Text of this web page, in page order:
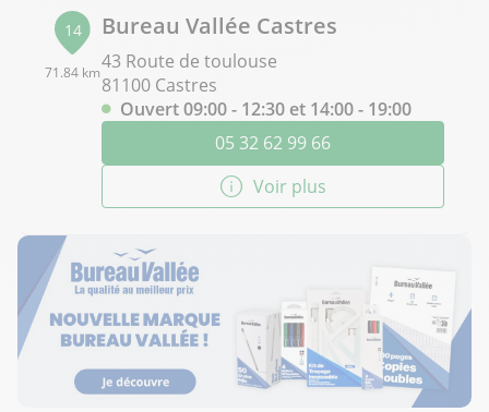
14
71.84 km
Bureau Vallée Castres
43 Route de toulouse
81100 Castres
Ouvert 09:00 - 12:30 et 14:00 - 19:00
05 32 62 99 66
Voir plus